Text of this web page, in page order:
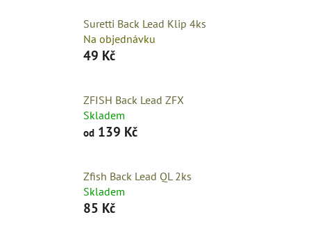
Suretti Back Lead Klip 4ks
Na objednávku
49 Kč
ZFISH Back Lead ZFX
Skladem
od 139 Kč
Zfish Back Lead QL 2ks
Skladem
85 Kč